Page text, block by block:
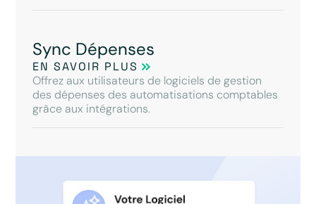
Sync Dépenses
EN SAVOIR PLUS
Offrez aux utilisateurs de logiciels de gestion
des dépenses des automatisations comptables
grâce aux intégrations.